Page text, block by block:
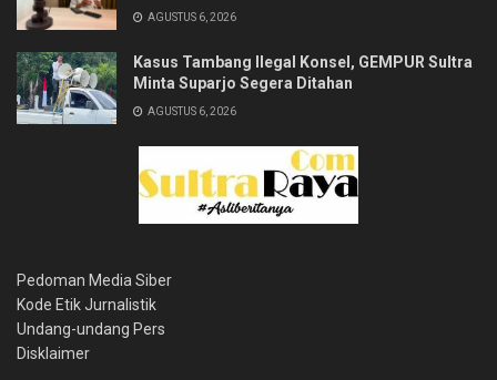
AGUSTUS 6, 2026
Kasus Tambang Ilegal Konsel, GEMPUR Sultra
Minta Suparjo Segera Ditahan
AGUSTUS 6, 2026
Pedoman Media Siber
Kode Etik Jurnalistik
Undang-undang Pers
Disklaimer